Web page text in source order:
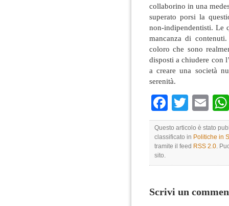
collaborino in una
superato porsi la
non-indipendentisti. Le
mancanza di
coloro che sono
disposti a chiudere con
a creare una società
serenità.
Questo articolo è stato
classificato in Politiche in
tramite il feed RSS 2.0 .
sito.
Scrivi un